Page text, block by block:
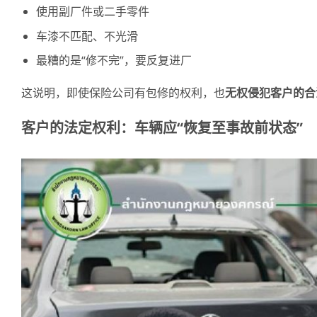
使用副厂件或二手零件
车漆不匹配、不光滑
最糟的是“修不完”，要反复进厂
这说明，即使保险公司有包修的权利，也无权侵犯客户的
客户的法定权利：车辆应“恢复至事故前状态”